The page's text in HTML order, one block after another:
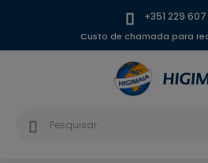
+351 229
Custo de chamada para